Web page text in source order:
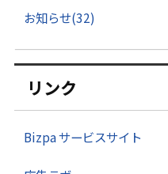
お知らせ(32)
リンク
Bizpa サービスサイト